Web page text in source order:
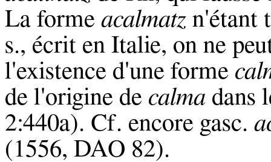
La forme acalmatz n'étant
s., écrit en Italie, on ne
l'existence d'une forme
de l'origine de calma dans
2:440a). Cf. encore gasc.
(1556, DAO 82).